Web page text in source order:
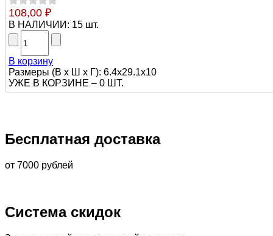
108,00 ₽
В НАЛИЧИИ: 15 шт.
В корзину
Размеры (В х Ш х Г): 6.4x29.1x10
УЖЕ В КОРЗИНЕ – 0 ШТ.
Бесплатная доставка
от 7000 рублей
Система скидок